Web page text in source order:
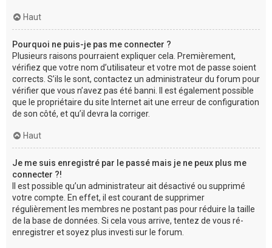
Haut
Pourquoi ne puis-je pas me connecter ?
Plusieurs raisons pourraient expliquer cela. Premièrement,
vérifiez que votre nom d’utilisateur et votre mot de passe soient
corrects. S’ils le sont, contactez un administrateur du forum pour
vérifier que vous n’avez pas été banni. Il est également possible
que le propriétaire du site Internet ait une erreur de configuration
de son côté, et qu’il devra la corriger.
Haut
Je me suis enregistré par le passé mais je ne peux plus me
connecter ?!
Il est possible qu’un administrateur ait désactivé ou supprimé
votre compte. En effet, il est courant de supprimer
régulièrement les membres ne postant pas pour réduire la taille
de la base de données. Si cela vous arrive, tentez de vous ré-
enregistrer et soyez plus investi sur le forum.